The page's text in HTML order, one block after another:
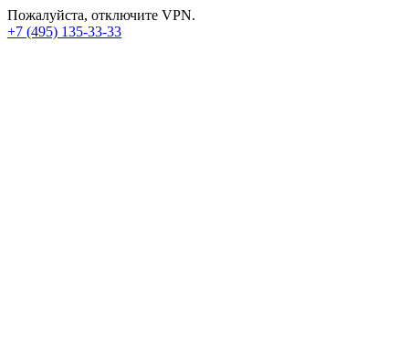
Пожалуйста, отключите VPN.
+7 (495) 135-33-33